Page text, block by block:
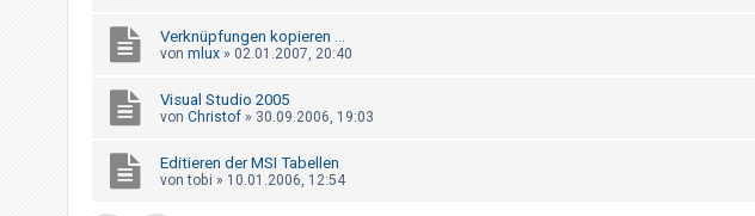
Verknüpfungen kopieren ...
von mlux » 02.01.2007, 20:40
Visual Studio 2005
von Christof » 30.09.2006, 19:03
Editieren der MSI Tabellen
vontobi » 10.01.2006, 12:54